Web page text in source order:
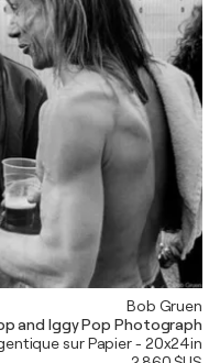
Bob Gruen
and Iggy Pop Photograph
sur Papier - 20x24in